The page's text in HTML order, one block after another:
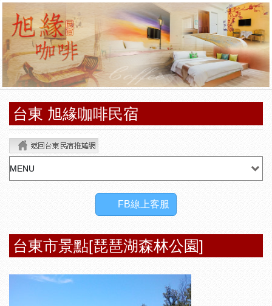
台東 旭緣咖啡民宿
FB線上客服
台東市景點[琵琶湖森林公園]